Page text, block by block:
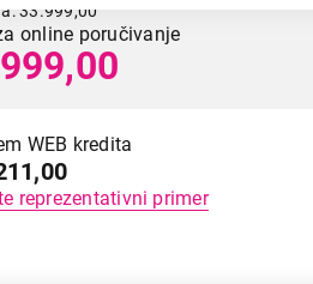
33.999,00
online poručivanje
WEB kredita
reprezentativni primer